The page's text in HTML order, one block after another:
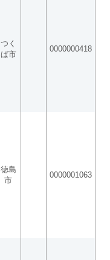
つく
ば市
0000000418
徳島
市
0000001063